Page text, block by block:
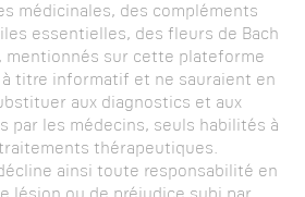
médicinales, des compléments
essentielles, des fleurs de Bach
mentionnés sur cette plateforme
titre informatif et ne sauraient en
aux diagnostics et aux
par les médecins, seuls habilités à
thérapeutiques.
ainsi toute responsabilité en